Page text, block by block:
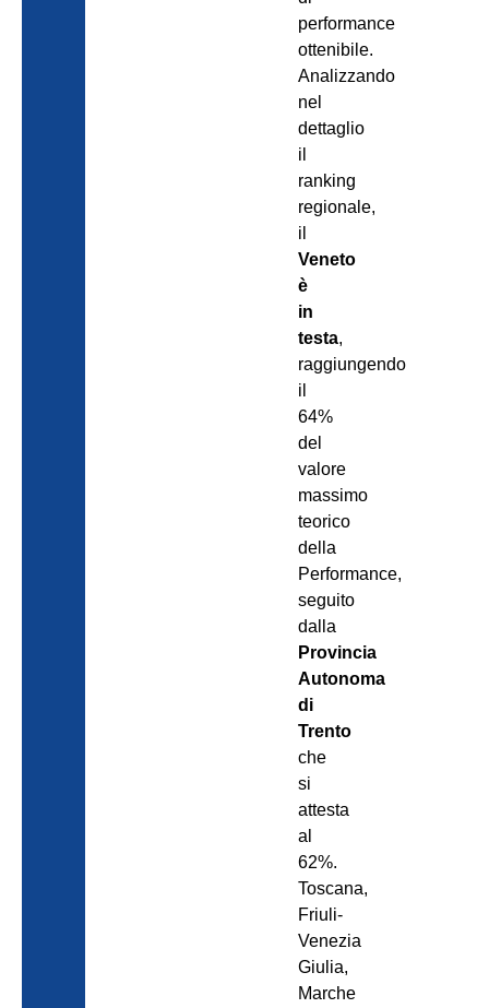
performance
ottenibile.
Analizzando
nel
dettaglio
il
ranking
regionale,
il
Veneto
è
in
testa,
raggiungendo
il
64%
del
valore
massimo
teorico
della
Performance,
seguito
dalla
Provincia
Autonoma
di
Trento
che
si
attesta
al
62%.
Toscana,
Friuli-
Venezia
Giulia,
Marche